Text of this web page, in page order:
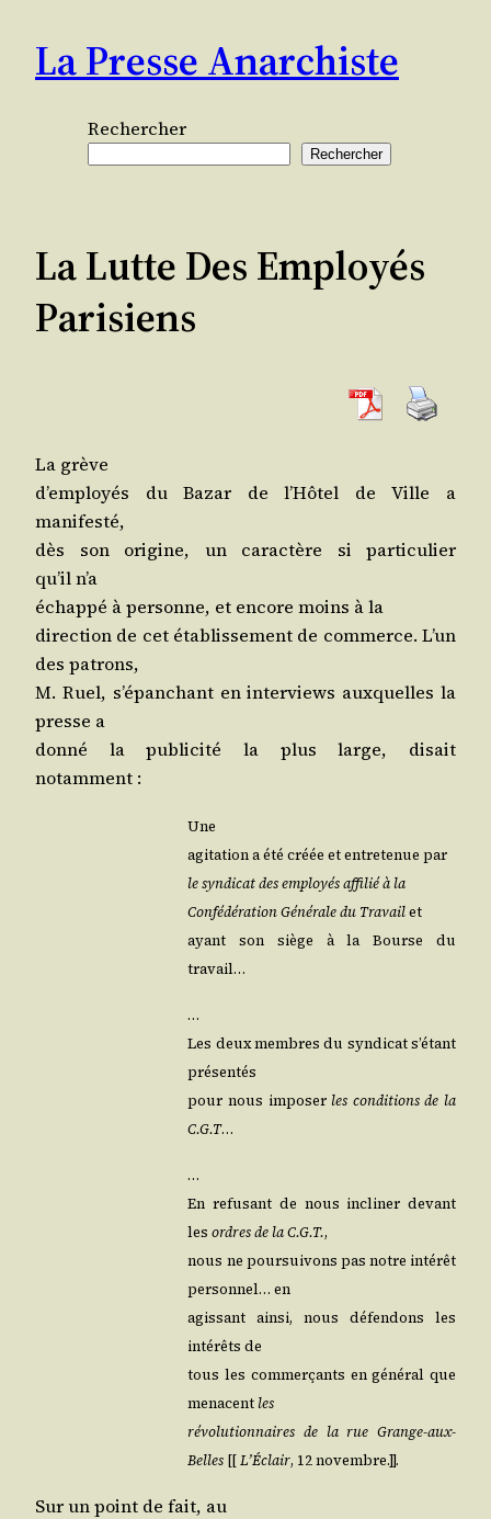
contenu
La Presse Anarchiste
Rechercher
Rechercher
La Lutte Des Employés
Parisiens
La grève
d’employés du Bazar de l’Hô­tel de Ville a
manifesté,
dès son ori­gine, un carac­tère si par­ti­cu­lier
qu’il n’a
échap­pé à per­sonne, et encore moins à la
direc­tion de cet éta­blis­se­ment de com­merce. L’un
des patrons,
M. Ruel, s’é­pan­chant en inter­views aux­quelles la
presse a
don­né la publi­ci­té la plus large, disait
notamment :
Une
agi­ta­tion a été créée et entre­te­nue par
le syn­di­cat des employés affi­lié à la
Confé­dé­ra­tion Géné­rale du Tra­vailet
ayant son siège à la Bourse du
travail…
…
Les deux membres du syn­di­cat s’é­tant
présentés
pour nous impo­serles condi­tions de la
C.G.T…
…
En refu­sant de nous incli­ner devant
lesordres de la C.G.T.,
nous ne pour­sui­vons pas notre inté­rêt
per­son­nel… en
agis­sant ain­si, nous défen­dons les
inté­rêts de
tous les com­mer­çants en géné­ral que
menacentles
révo­lu­tion­naires de la rue Grange-aux-
Belles [[L’É­clair, 12 novembre.]].
Sur un point de fait, au